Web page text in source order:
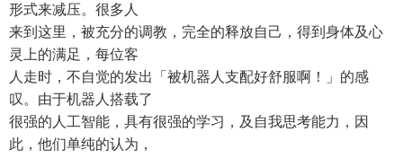
形式来减压。很多人
来到这里，被充分的调教，完全的释放自己，得到身体及心
灵上的满足，每位客
人走时，不自觉的发出「被机器人支配好舒服啊！」的感
叹。由于机器人搭载了
很强的人工智能，具有很强的学习，及自我思考能力，因
此，他们单纯的认为，